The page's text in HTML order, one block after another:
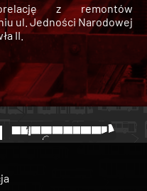
z remontów
ul. Jedności Narodowej
II.